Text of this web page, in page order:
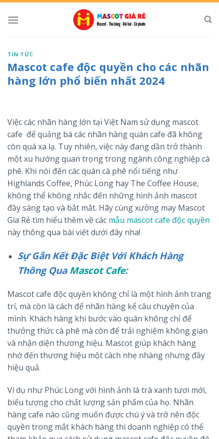
Skip
TIN TỨC
Mascot cafe độc quyền cho các nhãn
hàng lớn phổ biến nhất 2024
Việc các nhãn hàng lớn tại Việt Nam sử dụng mascot
cafe để quảng bá các nhãn hàng quán cafe đã không
còn quá xa lạ. Tuy nhiên, việc này đang dần trở thành
một xu hướng quan trọng trong ngành công nghiệp cà
phê. Khi nói đến các quán cà phê nổi tiếng như
Highlands Coffee, Phúc Long hay The Coffee House,
không thể không nhắc đến những hình ảnh mascot
đầy sáng tạo và bắt mắt. Hãy cùng xưởng may Mascot
Gía Rẻ tìm hiểu thêm về các mẫu mascot cafe độc quyền
này thông qua bài viết dưới đây nha!
Sự Gắn Kết Đặc Biệt Với Khách Hàng
Thông QuaMascot Cafe:
Mascot cafe độc quyền không chỉ là một hình ảnh trang
trí, mà còn là cách để nhãn hàng kể câu chuyện của
mình. Khách hàng khi bước vào quán không chỉ để
thưởng thức cà phê mà còn để trải nghiệm không gian
và nhận diện thương hiệu. Mascot giúp khách hàng
nhớ đến thương hiệu một cách nhẹ nhàng nhưng đầy
hiệu quả.
Ví dụ như Phúc Long với hình ảnh lá trà xanh tươi mới,
biểu tượng cho chất lượng sản phẩm của họ. Nhãn
hàng cafe nào cũng muốn được chú ý và trở nên độc
quyền trong mắt khách hàng thì doanh nghiệp có thể